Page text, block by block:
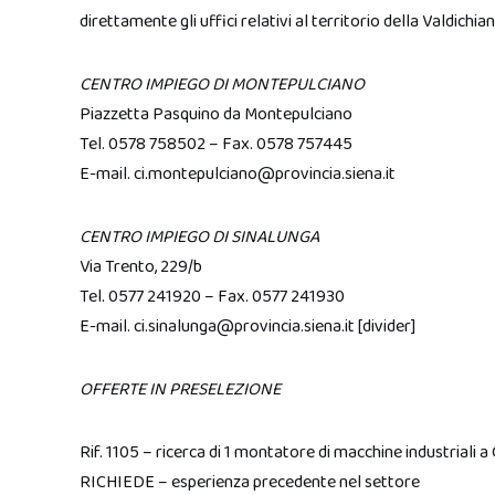
direttamente gli uffici relativi al territorio della
CENTRO IMPIEGO DI MONTEPULCIANO
Piazzetta Pasquino da Montepulciano
Tel. 0578 758502 – Fax. 0578 757445
E-mail. ci.montepulciano@provincia.siena.it
CENTRO IMPIEGO DI SINALUNGA
Via Trento, 229/b
Tel. 0577 241920 – Fax. 0577 241930
E-mail. ci.sinalunga@provincia.siena.it [divider]
OFFERTE IN PRESELEZIONE
Rif. 1105 – ricerca di 1 montatore di macchine industriali a
RICHIEDE – esperienza precedente nel settore